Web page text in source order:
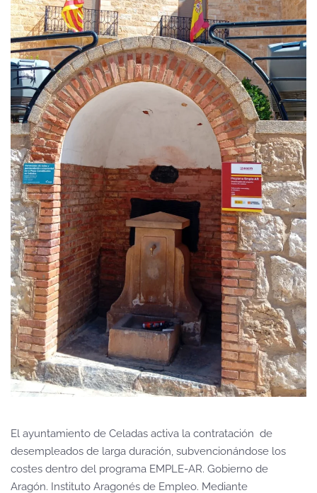
El ayuntamiento de Celadas activa la contratación de
desempleados de larga duración, subvencionándose los
costes dentro del programa EMPLE-AR. Gobierno de
Aragón. Instituto Aragonés de Empleo. Mediante